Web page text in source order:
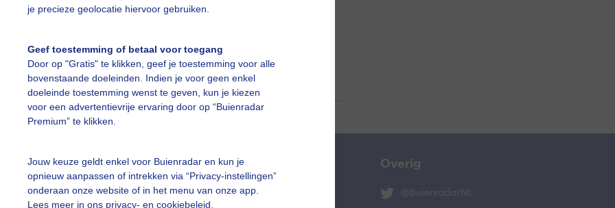
je precieze geolocatie hiervoor gebruiken.
Geef toestemming of betaal voor toegang
Door op "Gratis" te klikken, geef je toestemming voor alle
bovenstaande doeleinden. Indien je voor geen enkel
doeleinde toestemming wenst te geven, kun je kiezen
voor een advertentievrije ervaring door op “Buienradar
Premium” te klikken.
Jouw keuze geldt enkel voor Buienradar en kun je
opnieuw aanpassen of intrekken via “Privacy-instellingen”
onderaan onze website of in het menu van onze app.
Lees meer in ons privacy- en cookiebeleid
slideshow
Een moment geduld aub...
Mijn weer
De Bilt
Overig
@BuienradarNL